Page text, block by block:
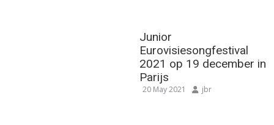
Junior
Eurovisiesongfestival
2021 op 19 december in
Parijs
20 May 2021 jbr